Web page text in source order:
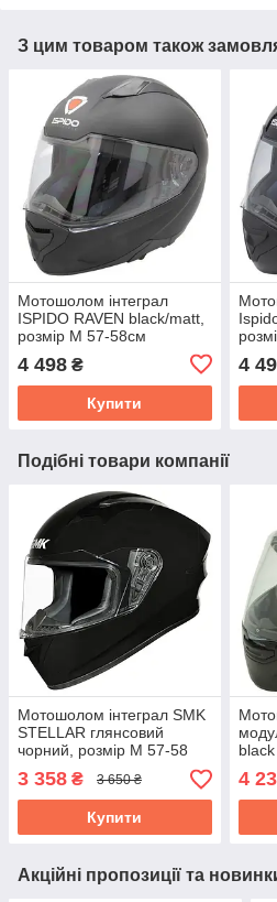
З цим товаром також
Мотошолом інтеграл
ISPIDO RAVEN black/matt,
розмір M 57-58см
(сонцезахисні окуляри)
4 498 ₴
Купити
4
Подібні товари компанії
Мотошолом інтеграл SMK
STELLAR глянсовий
чорний, розмір M 57-58
см, унісекс
(SMK0110/24/GL200/M)
3 358 ₴ 3 650 ₴
Купити
4
Акційні пропозиції та